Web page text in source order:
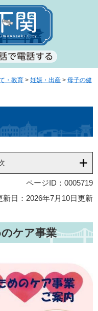
・教育 > 妊娠・出産 > 母子の健
ページID：0005719
新日：2026年7月10日更新
ケア事業